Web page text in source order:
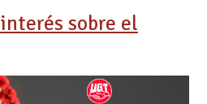
sobre el